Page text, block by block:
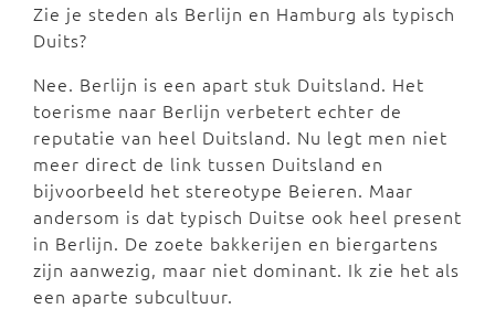
Zie je steden als Berlijn en Hamburg als typisch
Duits?
Nee. Berlijn is een apart stuk Duitsland. Het
toerisme naar Berlijn verbetert echter de
reputatie van heel Duitsland. Nu legt men niet
meer direct de link tussen Duitsland en
bijvoorbeeld het stereotype Beieren. Maar
andersom is dat typisch Duitse ook heel present
in Berlijn. De zoete bakkerijen en biergartens
zijn aanwezig, maar niet dominant. Ik zie het als
een aparte subcultuur.